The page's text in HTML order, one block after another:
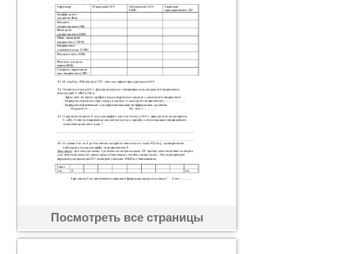
Посмотреть все страницы